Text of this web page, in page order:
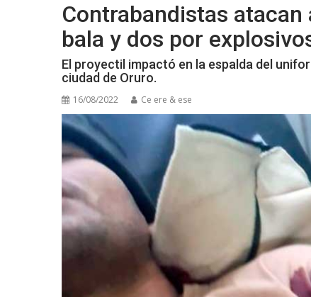
Contrabandistas
bala y dos por
El proyectil impactó en la espalda del
ciudad de Oruro.
16/08/2022 Ce ere & ese